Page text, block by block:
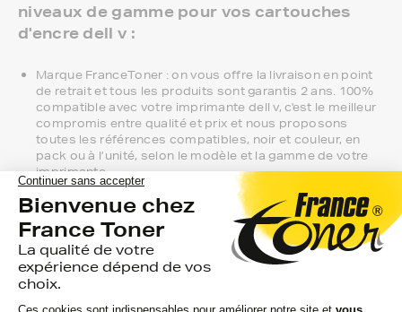
niveaux de gamme pour vos cartouches
d'encre dell v :
Marque FranceToner : on vous offre la livraison en point
de retrait et tous les produits sont garantis 2 ans. 100%
compatible avec votre imprimante dell v, c'est le meilleur
compromis entre qualité et prix et nous proposons
toutes les références compatibles, noir et couleur, en
pack ou à l’unité, selon le modèle et la gamme de votre
imprimante.
Gamme 1er Prix : compatibles avec votre imprimante dell
v, ces produits sans marque sont ceux de notre gamme
discount.
Marque constructeur : si vous avez l'habitude d'aller
chercher vos cartouches d'encre dell v en magasin,
gagnez du temps en vous faisant livrer directement chez
vous.